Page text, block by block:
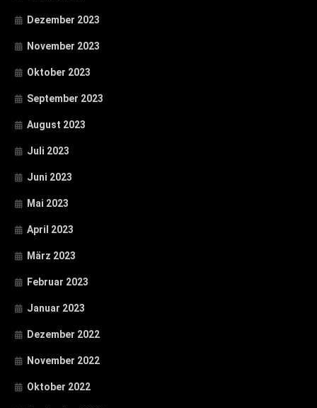
Dezember 2023
November 2023
Oktober 2023
September 2023
August 2023
Juli 2023
Juni 2023
Mai 2023
April 2023
März 2023
Februar 2023
Januar 2023
Dezember 2022
November 2022
Oktober 2022